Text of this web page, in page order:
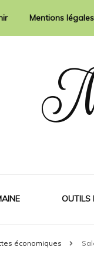
Mentions légales
OUTILS
économiques